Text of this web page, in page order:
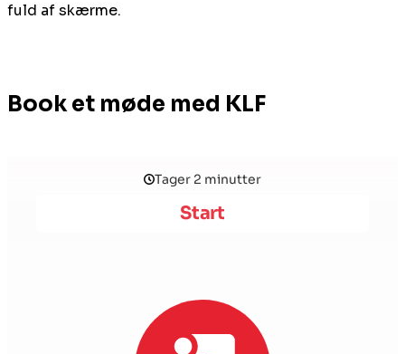
fuld af skærme.
Book et møde med KLF